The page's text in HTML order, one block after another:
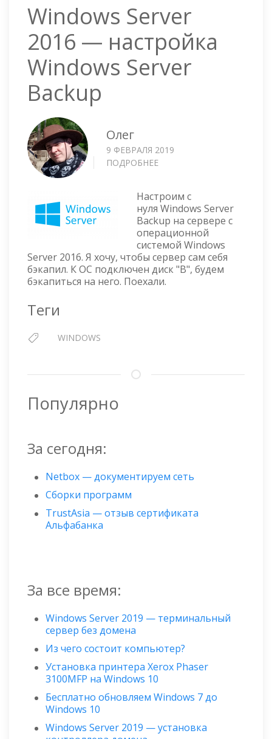
Windows Server
2016 — настройка
Windows Server
Backup
Олег
9 ФЕВРАЛЯ 2019
ПОДРОБНЕЕ
2016
—
НАСТРОЙКА
WINDOWS
SERVER
BACKUP
Настроим с
нуля Windows Server
Backup на сервере с
операционной
системой Windows
Server 2016. Я хочу, чтобы сервер сам себя
бэкапил. К ОС подключен диск "B", будем
бэкапиться на него. Поехали.
Теги
WINDOWS
Популярно
За сегодня:
Netbox — документируем сеть
Сборки программ
TrustAsia — отзыв сертификата
Альфабанка
За все время:
Windows Server 2019 — терминальный
сервер без домена
Из чего состоит компьютер?
Установка принтера Xerox Phaser
3100MFP на Windows 10
Бесплатно обновляем Windows 7 до
Windows 10
Windows Server 2019 — установка